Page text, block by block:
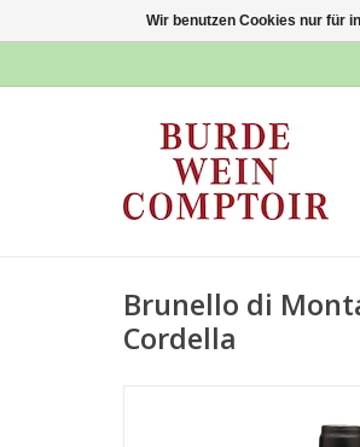
Brunello di
Cordella
Wir benutzen Cookies nur für